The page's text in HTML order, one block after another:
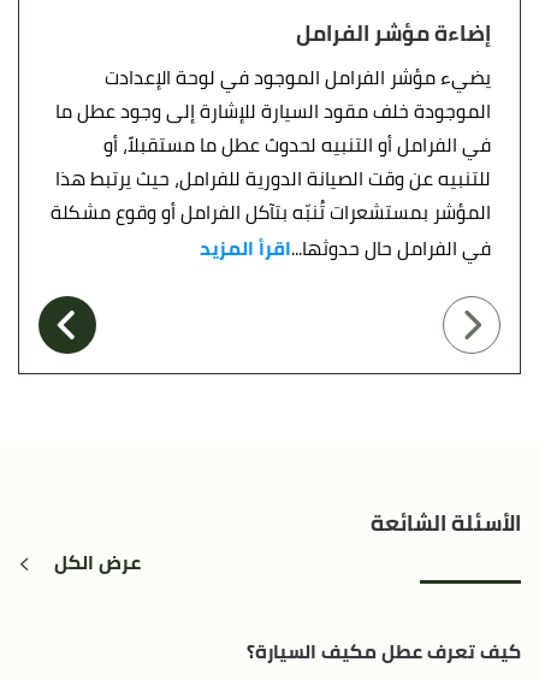
إضاءة مؤشر الفرامل
يضيء مؤشر الفرامل الموجود في لوحة الإعدادت
الموجودة خلف مقود السيارة للإشارة إلى وجود عطل ما
في الفرامل أو التنبيه لحدوث عطل ما مستقبلاً، أو
للتنبيه عن وقت الصيانة الدورية للفرامل، حيث يرتبط هذا
المؤشر بمستشعرات تُنبّه بتآكل الفرامل أو وقوع مشكلة
في الفرامل حال حدوثها...اقرأ المزيد
الأسئلة الشائعة
عرض الكل
كيف تعرف عطل مكيف السيارة؟